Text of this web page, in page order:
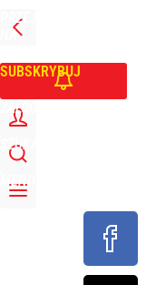
PRZEJDŹ
NA
GŁÓWNĄ
SUBSKRYBUJ
ZALOGUJ
SZUKAJ
MENU